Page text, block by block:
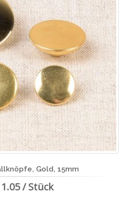
Gold, 15mm
1.05 / Stück